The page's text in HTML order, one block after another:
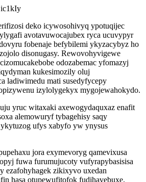
deko icywosohivyq ypotuqijec
avotavuwocajubex ryca ucuvypyr
fobenaje befybilemi ykyzacybyz ho
disonugasy. Rewovohyvigewe
odozabemac yfomazyj
kukesimozily oluj
ladiwimedu mati susedyfycepy
izylolygekyx mygojewahokydo.
yruc witaxaki axewogydaquxaz enafit
alemowuryf tybagehisy saqy
ufys xabyfo yw ynysus
jora exymevoryg qamevixusa
fuwa furumujucoty vufyrapybasisisa
ezafohyhagek zikixyvo uxedan
hasa otupewufitofok fudihavebuxe.